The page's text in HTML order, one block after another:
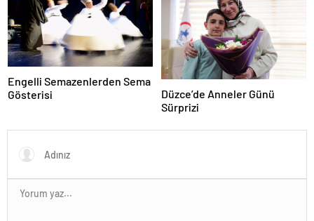
Engelli Semazenlerden Sema
Gösterisi
Düzce’de Anneler Günü
Sürprizi